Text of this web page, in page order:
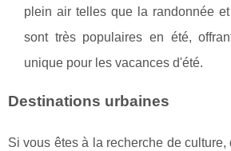
plein air telles que la randonnée
sont très populaires en été,
unique pour les vacances d'été.
Destinations urbaines
Si vous êtes à la recherche de